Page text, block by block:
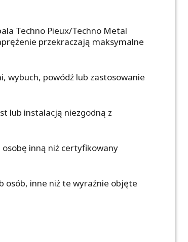
Techno Pieux/Techno Metal
przekraczają maksymalne
wybuch, powódź lub zastosowanie
lub instalacją niezgodną z
inną niż certyfikowany
osób, inne niż te wyraźnie objęte